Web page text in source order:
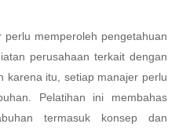
memperoleh pengetahuan
perusahaan terkait dengan
karena itu, setiap manajer perlu
Pelatihan ini membahas
termasuk konsep dan